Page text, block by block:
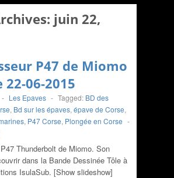
juin 22,
P47 de Miomo
22-06-2015
- Les Epaves - Tagged: BD des
, Bd sur les épaves, épave de Corse,
, P47 Corse, Plongée en Corse -
Thunderbolt de Miomo. Son
dans la Bande Dessinée Tôle à
IsulaSub. [Show slideshow]